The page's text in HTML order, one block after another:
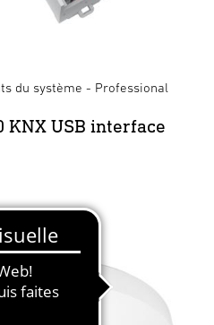
du système - Professional
KNX USB interface